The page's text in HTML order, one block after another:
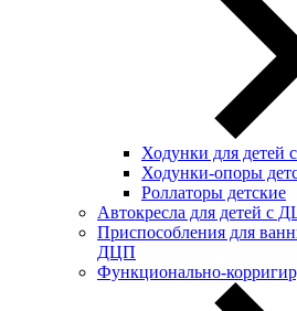
Ходунки для детей
Ходунки-опоры
Роллаторы детские
Автокресла для детей с
Приспособления для
ДЦП
Функционально-